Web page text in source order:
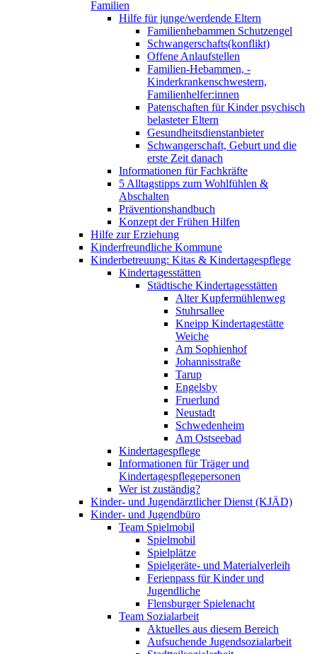
Familien
Hilfe für junge/werdende Eltern
Familienhebammen Schutzengel
Schwangerschafts(konflikt)
Offene Anlaufstellen
Familien-Hebammen, -
Kinderkrankenschwestern,
Familienhelfer:innen
Patenschaften für Kinder psychisch
belasteter Eltern
Gesundheitsdienstanbieter
Schwangerschaft, Geburt und die
erste Zeit danach
Informationen für Fachkräfte
5 Alltagstipps zum Wohlfühlen &
Abschalten
Präventionshandbuch
Konzept der Frühen Hilfen
Hilfe zur Erziehung
Kinderfreundliche Kommune
Kinderbetreuung: Kitas & Kindertagespflege
Kindertagesstätten
Städtische Kindertagesstätten
Alter Kupfermühlenweg
Stuhrsallee
Kneipp Kindertagestätte
Weiche
Am Sophienhof
Johannisstraße
Tarup
Engelsby
Fruerlund
Neustadt
Schwedenheim
Am Ostseebad
Kindertagespflege
Informationen für Träger und
Kindertagespflegepersonen
Wer ist zuständig?
Kinder- und Jugendärztlicher Dienst (KJÄD)
Kinder- und Jugendbüro
Team Spielmobil
Spielmobil
Spielplätze
Spielgeräte- und Materialverleih
Ferienpass für Kinder und
Jugendliche
Flensburger Spielenacht
Team Sozialarbeit
Aktuelles aus diesem Bereich
Aufsuchende Jugendsozialarbeit